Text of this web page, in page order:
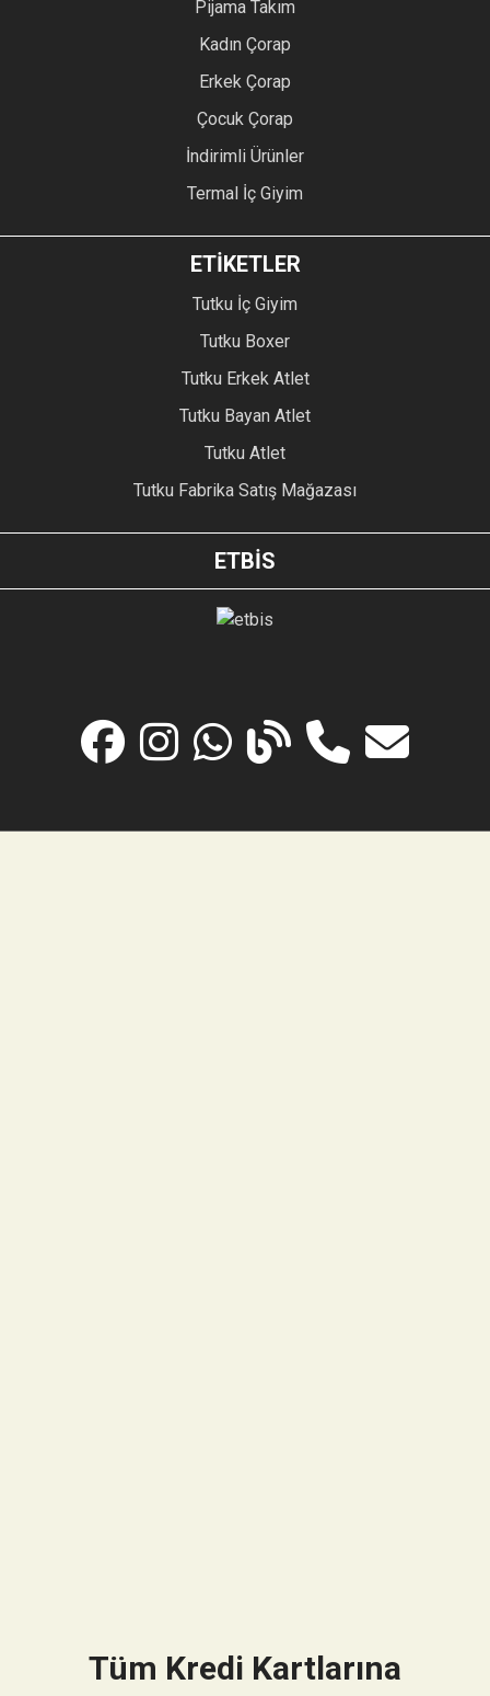
Pijama Takım
Kadın Çorap
Erkek Çorap
Çocuk Çorap
İndirimli Ürünler
Termal İç Giyim
ETİKETLER
Tutku İç Giyim
Tutku Boxer
Tutku Erkek Atlet
Tutku Bayan Atlet
Tutku Atlet
Tutku Fabrika Satış Mağazası
ETBİS
Tüm Kredi Kartlarına